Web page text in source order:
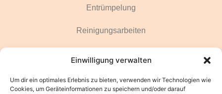
Einwilligung verwalten
Um dir ein optimales Erlebnis zu bieten, verwenden wir Technologien wie
Cookies, um Geräteinformationen zu speichern und/oder darauf
Entrümpelung
Reinigungsarbeiten
Gartenarbeiten